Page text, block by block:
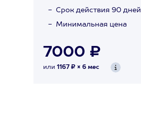
Срок действия 90 дней
Минимальная цена
7000 ₽
или 1167 ₽ × 6 мес